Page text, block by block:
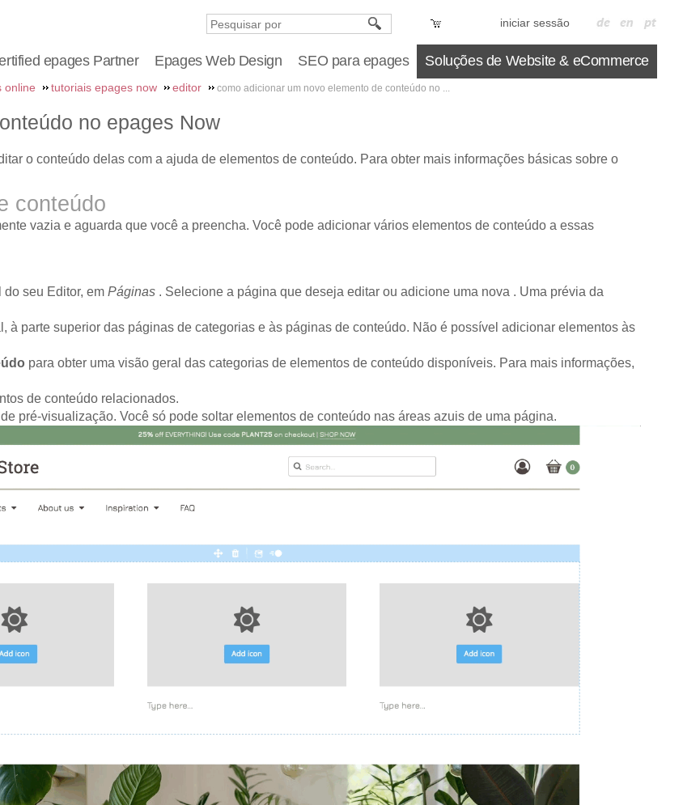
epages Partner Epages Web Design SEO para epages Soluções de Website & eCommerce
iniciar sessão
online tutoriais epages now editor como adicionar um novo elemento de conteúdo no ...
no epages Now
o conteúdo delas com a ajuda de elementos de conteúdo. Para obter mais informações básicas sobre o
conteúdo
vazia e aguarda que você a preencha. Você pode adicionar vários elementos de conteúdo a essas
seu Editor, em Páginas . Selecione a página que deseja editar ou adicione uma nova . Uma prévia da
parte superior das páginas de categorias e às páginas de conteúdo. Não é possível adicionar elementos às
para obter uma visão geral das categorias de elementos de conteúdo disponíveis. Para mais informações,
de conteúdo relacionados.
pré-visualização. Você só pode soltar elementos de conteúdo nas áreas azuis de uma página.